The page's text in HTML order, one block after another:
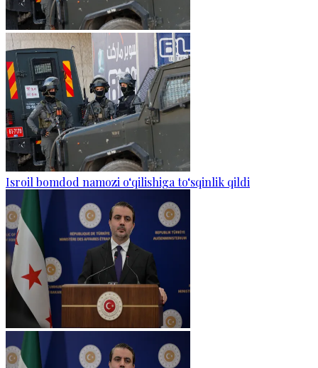
Isroil bomdod namozi o‘qilishiga to‘sqinlik qildi